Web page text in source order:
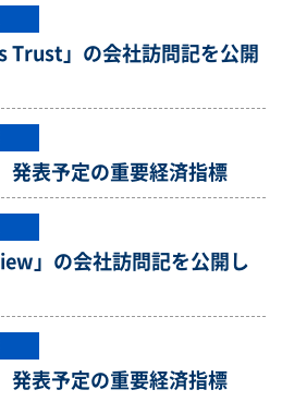
Trust」の会社訪問記を公開
表予定の重要経済指標
」の会社訪問記を公開し
表予定の重要経済指標